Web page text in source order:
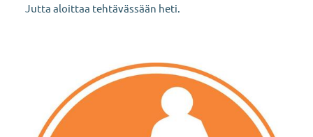
Jutta aloittaa tehtävässään heti.